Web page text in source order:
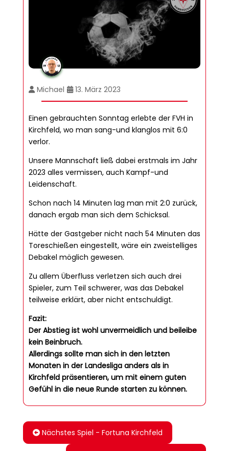
Michael 13. März 2023
Einen gebrauchten Sonntag erlebte der FVH in
Kirchfeld, wo man sang-und klanglos mit 6:0
verlor.
Unsere Mannschaft ließ dabei erstmals im Jahr
2023 alles vermissen, auch Kampf-und
Leidenschaft.
Schon nach 14 Minuten lag man mit 2:0 zurück,
danach ergab man sich dem Schicksal.
Hätte der Gastgeber nicht nach 54 Minuten das
Toreschießen eingestellt, wäre ein zweistelliges
Debakel möglich gewesen.
Zu allem Überfluss verletzen sich auch drei
Spieler, zum Teil schwerer, was das Debakel
teilweise erklärt, aber nicht entschuldigt.
Fazit:
Der Abstieg ist wohl unvermeidlich und beileibe
kein Beinbruch.
Allerdings sollte man sich in den letzten
Monaten in der Landesliga anders als in
Kirchfeld präsentieren, um mit einem guten
Gefühl in die neue Runde starten zu können.
Nächstes Spiel - Fortuna Kirchfeld